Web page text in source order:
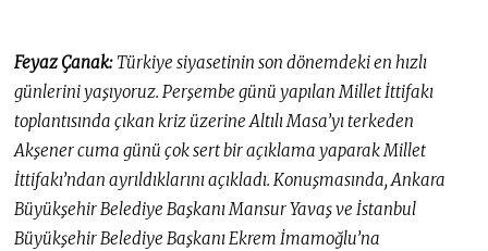
Feyaz Çanak: Türkiye siyasetinin son dönemdeki en hızlı
günlerini yaşıyoruz. Perşembe günü yapılan Millet İttifakı
toplantısında çıkan kriz üzerine Altılı Masa’yı terkeden
Akşener cuma günü çok sert bir açıklama yaparak Millet
İttifakı’ndan ayrıldıklarını açıkladı. Konuşmasında, Ankara
Büyükşehir Belediye Başkanı Mansur Yavaş ve İstanbul
Büyükşehir Belediye Başkanı Ekrem İmamoğlu’na